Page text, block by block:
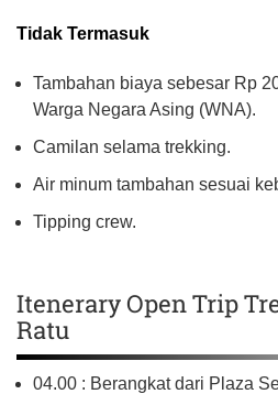
Tidak Termasuk
Tambahan biaya sebesar Rp
Warga Negara Asing (WNA).
Camilan selama trekking.
Air minum tambahan sesuai
Tipping crew.
Itenerary Open Trip
Ratu
04.00 : Berangkat dari Plaza